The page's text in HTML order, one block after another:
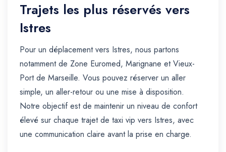
Trajets les plus réservés vers
Istres
Pour un déplacement vers Istres, nous partons
notamment de Zone Euromed, Marignane et Vieux-
Port de Marseille. Vous pouvez réserver un aller
simple, un aller-retour ou une mise à disposition.
Notre objectif est de maintenir un niveau de confort
élevé sur chaque trajet de taxi vip vers Istres, avec
une communication claire avant la prise en charge.